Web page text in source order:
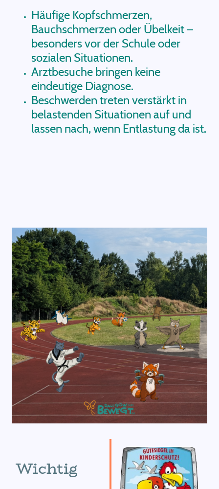
Häufige Kopfschmerzen,
Bauchschmerzen oder Übelkeit –
besonders vor der Schule oder
sozialen Situationen.
Arztbesuche bringen keine
eindeutige Diagnose.
Beschwerden treten verstärkt in
belastenden Situationen auf und
lassen nach, wenn Entlastung da ist.
Wichtig